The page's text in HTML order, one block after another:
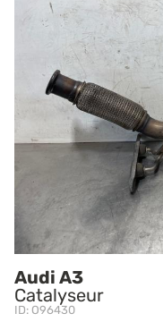
Audi A3
Catalyseur
ID: O96430